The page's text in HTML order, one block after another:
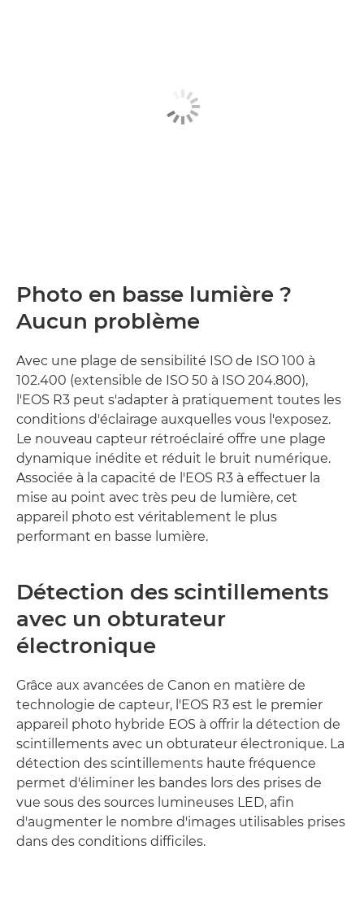
Photo en basse lumière ?
Aucun problème
Avec une plage de sensibilité ISO de ISO 100 à
102.400 (extensible de ISO 50 à ISO 204.800),
l'EOS R3 peut s'adapter à pratiquement toutes les
conditions d'éclairage auxquelles vous l'exposez.
Le nouveau capteur rétroéclairé offre une plage
dynamique inédite et réduit le bruit numérique.
Associée à la capacité de l'EOS R3 à effectuer la
mise au point avec très peu de lumière, cet
appareil photo est véritablement le plus
performant en basse lumière.
Détection des scintillements
avec un obturateur
électronique
Grâce aux avancées de Canon en matière de
technologie de capteur, l'EOS R3 est le premier
appareil photo hybride EOS à offrir la détection de
scintillements avec un obturateur électronique. La
détection des scintillements haute fréquence
permet d'éliminer les bandes lors des prises de
vue sous des sources lumineuses LED, afin
d'augmenter le nombre d'images utilisables prises
dans des conditions difficiles.